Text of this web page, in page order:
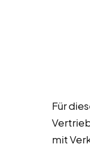
Für
mit